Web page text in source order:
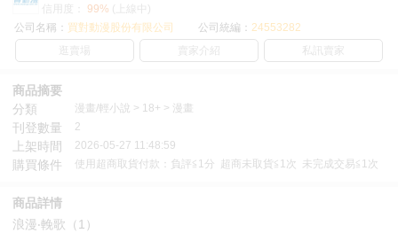
信用度：
99% (上線中)
公司名稱： 買對動漫股份有限公司 公司統編： 24553282
逛賣場
賣家介紹 私訊賣家
商品摘要
分類
漫畫/輕小說 > 18+ > 漫畫
刊登數量 2
上架時間 2026-05-27 11:48:59
購買條件 使用超商取貨付款：負評≦1分 超商未取貨≦1次 未完成交易≦1次
商品詳情
浪漫‧輓歌（1）